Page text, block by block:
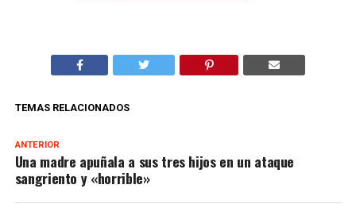
TEMAS RELACIONADOS
ANTERIOR
Una madre apuñala a sus tres hijos en un ataque
sangriento y «horrible»